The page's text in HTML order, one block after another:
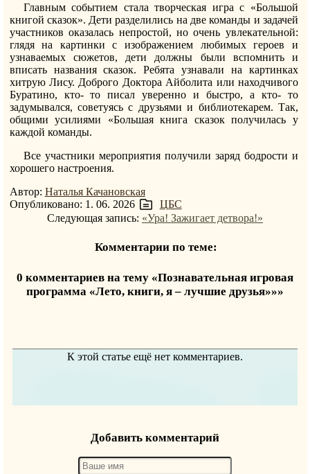
Главным событием стала творческая игра с «Большой
книгой сказок». Дети разделились на две команды и задачей
участников оказалась непростой, но очень увлекательной:
глядя на картинки с изображением любимых героев и
узнаваемых сюжетов, дети должны были вспомнить и
вписать названия сказок. Ребята узнавали на картинках
хитрую Лису. Доброго Доктора Айболита или находчивого
Буратино, кто- то писал уверенно и быстро, а кто- то
задумывался, советуясь с друзьями и библиотекарем. Так,
общими усилиями «Большая книга сказок получилась у
каждой команды.
Все участники мероприятия получили заряд бодрости и
хорошего настроения.
Автор: Наталья Качановская
Опубликовано: 1. 06. 2026
ЦБС
Следующая запись: «Ура! Зажигает детвора!»
Комментарии по теме:
0 комментариев на тему «Познавательная игровая
программа «Лето, книги, я – лучшие друзья»»»
К этой статье ещё нет комментариев.
Добавить комментарий